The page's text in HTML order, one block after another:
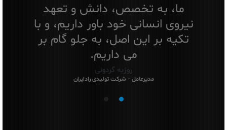
ما، به تخصص، دانش و تعهد
نیروی انسانی خود باور داریم، و با
تکیه بر این اصل، به جلو گام بر
می داریم.
روزبه گردونی
مدیرعامل - شرکت تولیدی رادایران